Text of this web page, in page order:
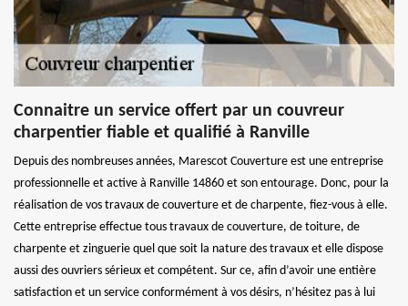
Connaitre un service offert par un couvreur
charpentier fiable et qualifié à Ranville
Depuis des nombreuses années, Marescot Couverture est une entreprise
professionnelle et active à Ranville 14860 et son entourage. Donc, pour la
réalisation de vos travaux de couverture et de charpente, fiez-vous à elle.
Cette entreprise effectue tous travaux de couverture, de toiture, de
charpente et zinguerie quel que soit la nature des travaux et elle dispose
aussi des ouvriers sérieux et compétent. Sur ce, afin d’avoir une entière
satisfaction et un service conformément à vos désirs, n’hésitez pas à lui